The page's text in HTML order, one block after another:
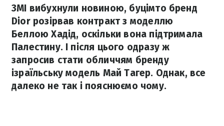
ЗМІ вибухнули новиною, буцімто бренд
Dior розірвав контракт з моделлю
Беллою Хадід, оскільки вона підтримала
Палестину. І після цього одразу ж
запросив стати обличчям бренду
ізраїльську модель Май Тагер. Однак, все
далеко не так і пояснюємо чому.